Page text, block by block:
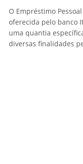
O Empréstimo
oferecida pelo banco
uma quantia
diversas finalidades